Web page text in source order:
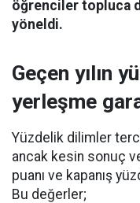
öğrenciler topluca
yöneldi.
Geçen yılın
yerleşme
Yüzdelik dilimler
ancak kesin sonuç
puanı ve kapanış
Bu değerler;